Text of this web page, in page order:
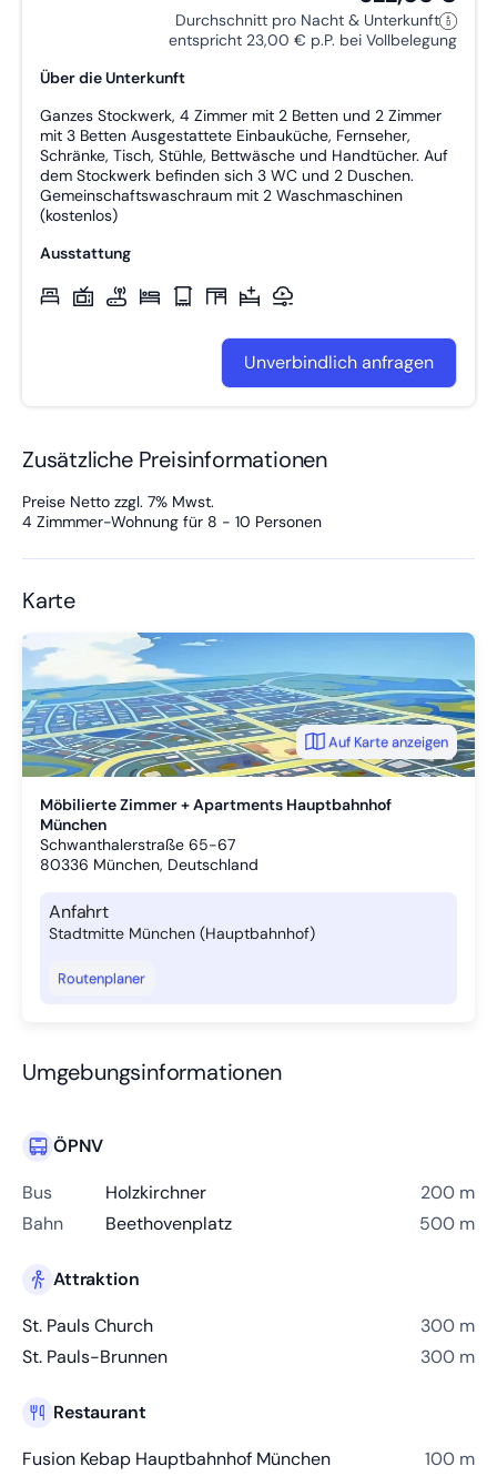
Durchschnitt pro Nacht & Unterkunft
entspricht 23,00 € p.P. bei Vollbelegung
Über die Unterkunft
Ganzes Stockwerk, 4 Zimmer mit 2 Betten und 2 Zimmer
mit 3 Betten Ausgestattete Einbauküche, Fernseher,
Schränke, Tisch, Stühle, Bettwäsche und Handtücher. Auf
dem Stockwerk befinden sich 3 WC und 2 Duschen.
Gemeinschaftswaschraum mit 2 Waschmaschinen
(kostenlos)
Ausstattung
Unverbindlich anfragen
Zusätzliche Preisinformationen
Preise Netto zzgl. 7% Mwst.
4 Zimmmer-Wohnung für 8 - 10 Personen
Karte
Möbilierte Zimmer + Apartments Hauptbahnhof
München
Schwanthalerstraße 65-67
80336 München, Deutschland
Anfahrt
Stadtmitte München (Hauptbahnhof)
Routenplaner
Auf Karte anzeigen
Umgebungsinformationen
ÖPNV
Bus
Holzkirchner
200 m
Bahn
Beethovenplatz 500 m
Attraktion
St. Pauls Church
300 m
St. Pauls-Brunnen
300 m
Restaurant
Fusion Kebap Hauptbahnhof München
100 m